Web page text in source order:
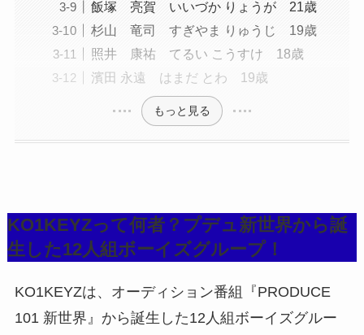
飯塚 亮賀 いいづか りょうが 21歳
杉山 竜司 すぎやま りゅうじ 19歳
照井 康祐 てるい こうすけ 18歳
濱田 永遠 はまだ とわ 19歳
もっと見る
KO1KEYZって何者？プデュ新世界から誕
生した12人組ボーイズグループ！
KO1KEYZは、オーディション番組『PRODUCE
101 新世界』から誕生した12人組ボーイズグルー